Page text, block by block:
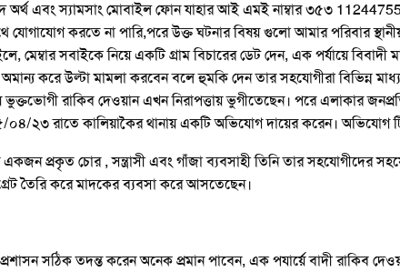
অর্থ এবং স্যামসাং মোবাইল ফোন যাহার আই এমই নাম্বার ৩৫৩
যোগাযোগ করতে না পারি,পরে উক্ত ঘটনার বিষয় গুলো আমার পরিবার
মেম্বার সবাইকে নিয়ে একটি গ্রাম বিচারের ডেট দেন, এক পর্যায়ে বিবাদী
অমান্য করে উল্টা মামলা করবেন বলে হুমকি দেন তার সহযোগীরা বিভিন্ন
রাকিব দেওয়ান এখন নিরাপত্তায় ভুগীতেছেন। পরে এলাকার
২৩ রাতে কালিয়াকৈর থানায় একটি অভিযোগ দায়ের করেন। অভিযোগ
একজন প্রকৃত চোর , সন্ত্রাসী এবং গাঁজা ব্যবসাহী তিনি তার সহযোগীদের
তৈরি করে মাদকের ব্যবসা করে আসতেছেন।
সঠিক তদন্ত করেন অনেক প্রমান পাবেন, এক পযার্য়ে বাদী রাকিব